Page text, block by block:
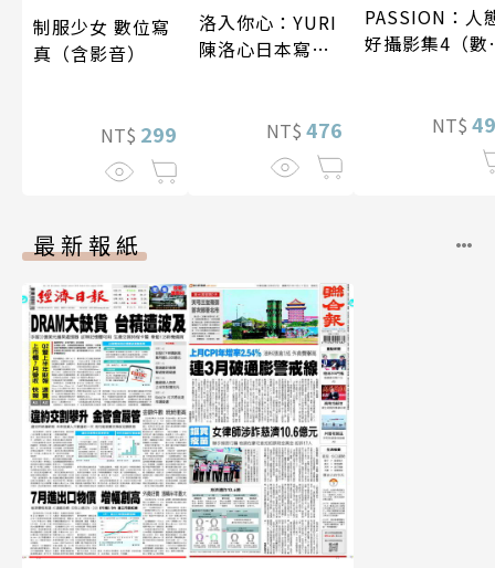
制服少女 數位寫
真（含影音）
NT$ 299
洛入你心：YURI
陳洛心日本寫真
NT$ 476
PASSION：人
好攝影集4（數
NT$
最新報紙